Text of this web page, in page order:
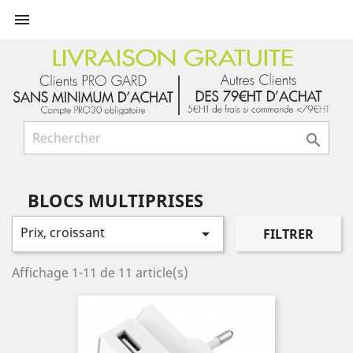


BLOCS MULTIPRISES
Prix, croissant  FILTRER
Affichage 1-11 de 11 article(s)